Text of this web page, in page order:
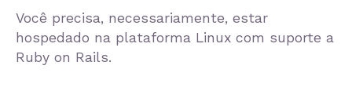
Você precisa, necessariamente, estar
hospedado na plataforma Linux com suporte a
Ruby on Rails.